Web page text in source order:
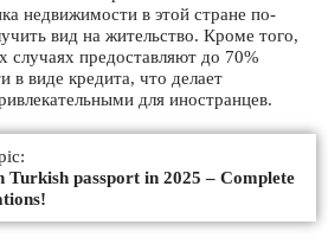
недвижимости в этой стране по-
вид на жительство. Кроме того,
случаях предоставляют до 70%
в виде кредита, что делает
для иностранцев.
Turkish passport in 2025 – Complete